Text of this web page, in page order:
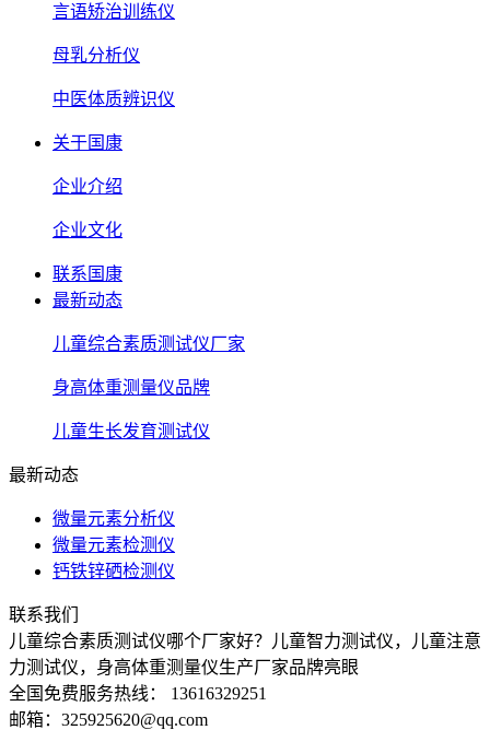
言语矫治训练仪
母乳分析仪
中医体质辨识仪
关于国康
企业介绍
企业文化
联系国康
最新动态
儿童综合素质测试仪厂家
身高体重测量仪品牌
儿童生长发育测试仪
最新动态
微量元素分析仪
微量元素检测仪
钙铁锌硒检测仪
联系我们
儿童综合素质测试仪哪个厂家好？儿童智力测试仪，儿童注意
力测试仪，身高体重测量仪生产厂家品牌亮眼
全国免费服务热线： 13616329251
邮箱：325925620@qq.com